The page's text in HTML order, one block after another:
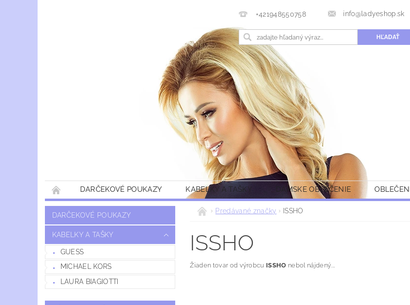
+421948550758 info@ladyeshop.sk
DARČEKOVÉ POUKAZY KABELKY A TAŠKY DÁMSKE OBLEČENIE
DARČEKOVÉ POUKAZY
KABELKY A TAŠKY
GUESS
MICHAEL KORS
LAURA BIAGIOTTI
Predávané značky ISSHO
ISSHO
Žiaden tovar od výrobcu ISSHO nebol nájdený....